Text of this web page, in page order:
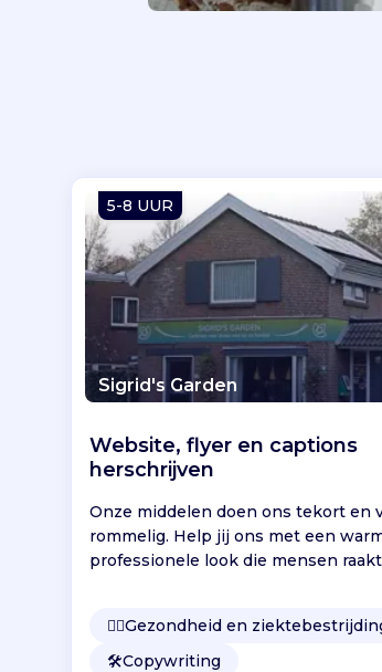
5-8 UUR
Sigrid's Garden
Website, flyer en captions
herschrijven
Onze middelen doen ons tekort en
rommelig. Help jij ons met een
professionele look die mensen
👩‍⚕️Gezondheid en
🛠️Copywriting